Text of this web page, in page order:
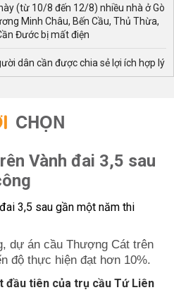
(từ 10/8 đến 12/8) nhiều nhà ở Gò
Minh Châu, Bến Cầu, Thủ Thừa,
Đước bị mất điện
dân cần được chia sẻ lợi ích hợp lý
CHỌN
Vành đai 3,5 sau
dự án cầu Thượng Cát trên
độ thực hiện đạt hơn 10%.
đầu tiên của trụ cầu Tứ Liên